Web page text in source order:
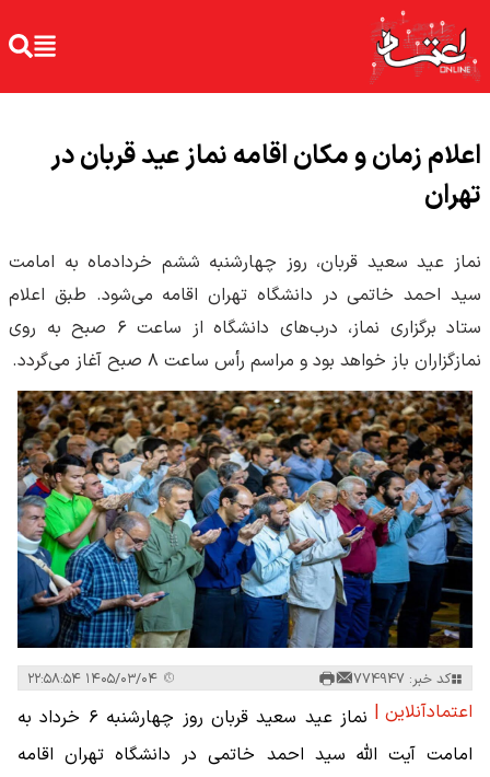
اعلام زمان و مکان اقامه نماز عید قربان در
تهران
نماز عید سعید قربان، روز چهارشنبه ششم خردادماه به امامت
سید احمد خاتمی در دانشگاه تهران اقامه می‌شود. طبق اعلام
ستاد برگزاری نماز، درب‌های دانشگاه از ساعت ۶ صبح به روی
نمازگزاران باز خواهد بود و مراسم رأس ساعت ۸ صبح آغاز می‌گردد.
کد خبر: 774947
اعتمادآنلاین |
نماز عید سعید قربان روز چهارشنبه ۶ خرداد به
امامت آیت الله سید احمد خاتمی در دانشگاه تهران اقامه